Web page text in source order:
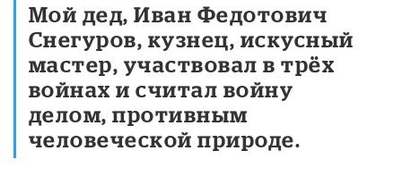
Мой дед, Иван Федотович
Снегуров, кузнец, искусный
мастер, участвовал в трёх
войнах и считал войну
делом, противным
человеческой природе.